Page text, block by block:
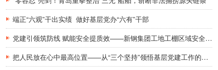
端正“六观”干出实绩 做好基层党办“六有”干部
党建引领筑防线 赋能安全提质效——新钢集团工地工棚区域安全管理创新实践研究
把人民放在心中最高位置——从“三个坚持”领悟基层党建工作的为民初心